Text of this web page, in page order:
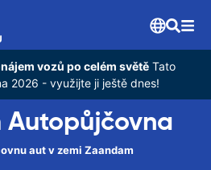
vozů po celém světě Tato
2026 - využijte ji ještě dnes!
Autopůjčovna
aut v zemi Zaandam